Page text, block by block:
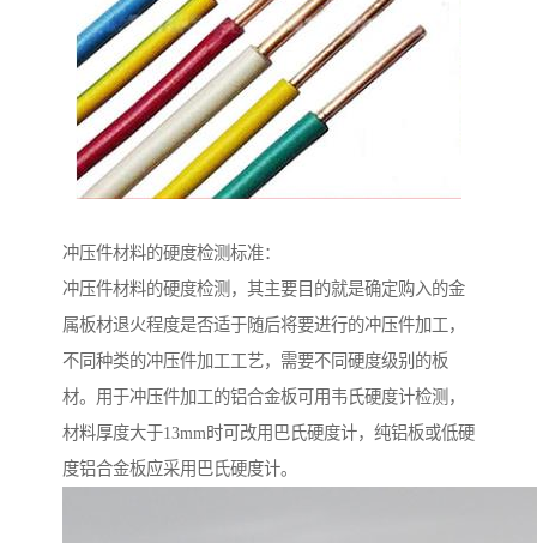
冲压件材料的硬度检测标准：
冲压件材料的硬度检测，其主要目的就是确定购入的金
属板材退火程度是否适于随后将要进行的冲压件加工，
不同种类的冲压件加工工艺，需要不同硬度级别的板
材。用于冲压件加工的铝合金板可用韦氏硬度计检测，
材料厚度大于13mm时可改用巴氏硬度计，纯铝板或低硬
度铝合金板应采用巴氏硬度计。